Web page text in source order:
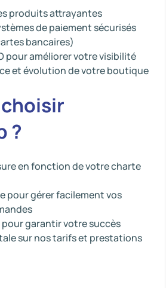
produits attrayantes
de paiement sécurisés
bancaires)
pour améliorer votre visibilité
et évolution de votre boutique
?
en fonction de votre charte
pour gérer facilement vos
garantir votre succès
sur nos tarifs et prestations